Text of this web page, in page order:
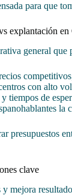
para que
explantación
general que
con alto
tiempos de
la
presupuestos
clave
mejora